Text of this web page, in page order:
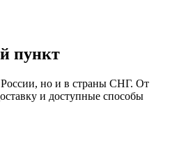
пункт
России, но и в страны СНГ. От
и доступные способы